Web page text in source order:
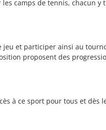
camps de tennis, chacun
jeu et participer ainsi au
proposent des
à ce sport pour tous et